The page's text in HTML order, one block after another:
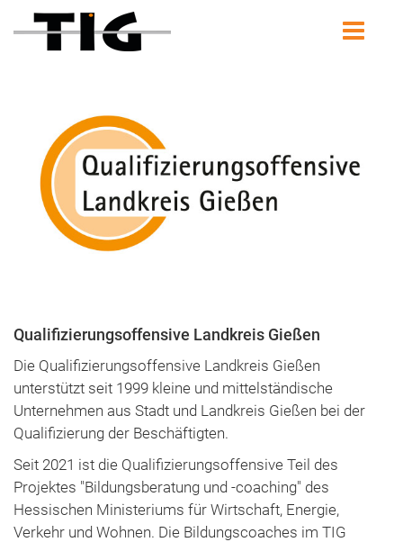
Qualifizierungsoffensive Landkreis Gießen
Die Qualifizierungsoffensive Landkreis Gießen
unterstützt seit 1999 kleine und mittelständische
Unternehmen aus Stadt und Landkreis Gießen bei der
Qualifizierung der Beschäftigten.
Seit 2021 ist die Qualifizierungsoffensive Teil des
Projektes "Bildungsberatung und -coaching" des
Hessischen Ministeriums für Wirtschaft, Energie,
Verkehr und Wohnen. Die Bildungscoaches im TIG